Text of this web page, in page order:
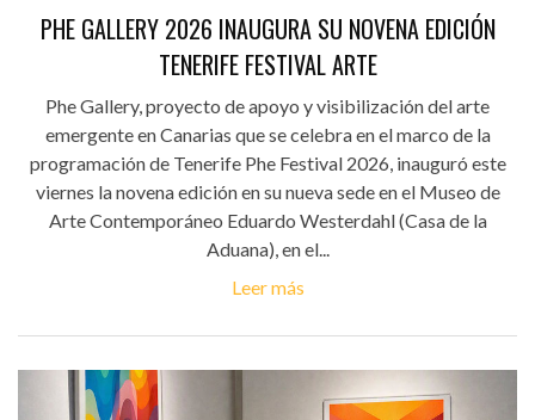
PHE GALLERY 2026 INAUGURA SU NOVENA EDICIÓN
TENERIFE FESTIVAL ARTE
Phe Gallery, proyecto de apoyo y visibilización del arte
emergente en Canarias que se celebra en el marco de la
programación de Tenerife Phe Festival 2026, inauguró este
viernes la novena edición en su nueva sede en el Museo de
Arte Contemporáneo Eduardo Westerdahl (Casa de la
Aduana), en el...
Leer más